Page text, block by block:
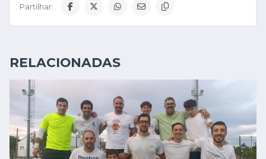
Partilhar:
RELACIONADAS